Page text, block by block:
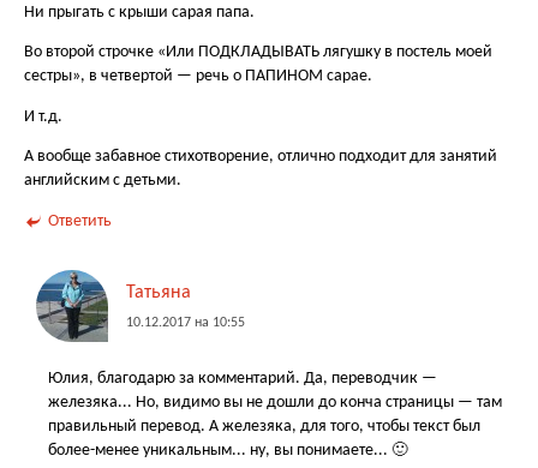
Ни прыгать с крыши сарая папа.
Во второй строчке «Или ПОДКЛАДЫВАТЬ лягушку в постель моей
сестры», в четвертой — речь о ПАПИНОМ сарае.
И т.д.
А вообще забавное стихотворение, отлично подходит для занятий
английским с детьми.
Ответить
Татьяна
10.12.2017 на 10:55
Юлия, благодарю за комментарий. Да, переводчик —
железяка... Но, видимо вы не дошли до конча страницы — там
правильный перевод. А железяка, для того, чтобы текст был
более-менее уникальным... ну, вы понимаете... 🙂